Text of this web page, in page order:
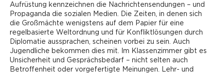
Aufrüstung kennzeichnen die Nachrichtensendungen – und
Propaganda die sozialen Medien. Die Zeiten, in denen sich
die Großmächte wenigstens auf dem Papier für eine
regelbasierte Weltordnung und für Konfliktlösungen durch
Diplomatie aussprachen, scheinen vorbei zu sein. Auch
Jugendliche bekommen dies mit. Im Klassenzimmer gibt es
Unsicherheit und Gesprächsbedarf – nicht selten auch
Betroffenheit oder vorgefertigte Meinungen. Lehr- und